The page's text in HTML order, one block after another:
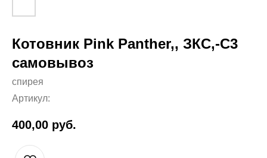
Котовник Pink Panther,, ЗКС,-C3
самовывоз
спирея
Артикул:
400,00 руб.